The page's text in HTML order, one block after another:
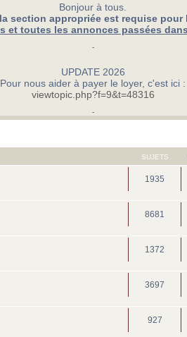
Bonjour à tous.
section appropriée est requise pour
et toutes les annonces passées
-
UPDATE 2026
Pour nous aider à payer le loyer, c'est ici :
viewtopic.php?f=9&t=48316
-
SUJETS
1935
8681
1372
3697
927